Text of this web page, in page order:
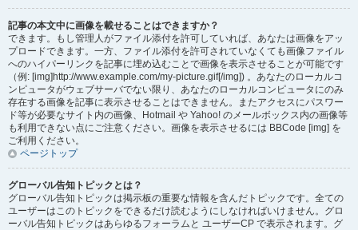
記事の本文中に画像を載せることはできますか？
できます。もし管理人がファイル添付を許可していれば、あなたは画像をアッ
プロードできます。一方、ファイル添付を許可されていなくても画像ファイル
へのハイパーリンクを記事に埋め込むことで画像を表示させることが可能です
（例: [img]http://www.example.com/my-picture.gif[/img]) 。あなたのローカルコ
ンピュータがウェブサーバでない限り、あなたのローカルコンピュータにのみ
存在する画像を記事に表示させることはできません。またアクセスにパスワー
ド等が必要なサイト内の画像、Hotmail や Yahoo! のメールボックス内の画像等
も利用できない点にご注意ください。画像を表示させるには BBCode [img] を
ご利用ください。
ページトップ
グローバル告知トピックとは？
グローバル告知トピックは掲示板の重要な情報を含んだトピックです。全ての
ユーザーはこのトピックをできるだけ読むようにしなければいけません。グロ
ーバル告知トピックはあらゆるフォーラムと ユーザーCP で表示されます。グ